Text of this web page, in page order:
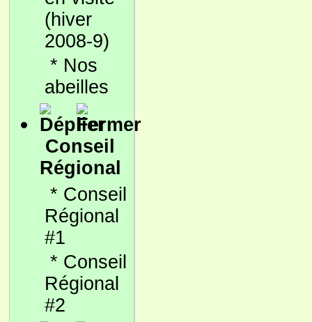
(hiver
2008-9)
* Nos
abeilles
Conseil
Régional
* Conseil
Régional
#1
* Conseil
Régional
#2